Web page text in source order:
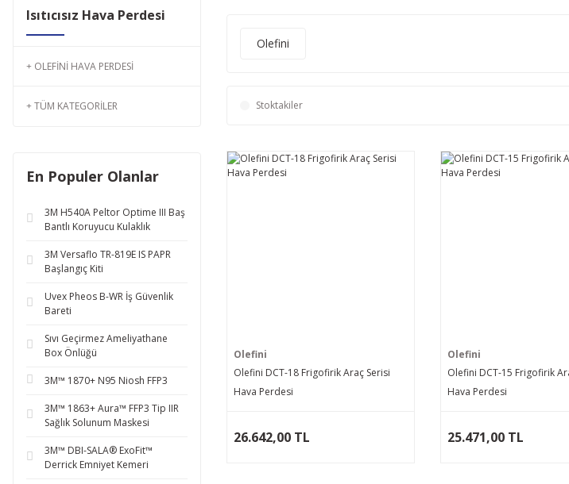
Isıtıcısız Hava Perdesi
OLEFINI HAVA PERDESI
TÜM KATEGORILER
En Populer Olanlar
3M H540A Peltor Optime III Baş
Bantlı Koruyucu Kulaklık
3M Versaflo TR-819E IS PAPR
Başlangıç Kiti
Uvex Pheos B-WR İş Güvenlik
Bareti
Sıvı Geçirmez Ameliyathane
Box Önlüğü
3M™ 1870+ N95 Niosh FFP3
3M™ 1863+ Aura™ FFP3 Tip IIR
Sağlık Solunum Maskesi
3M™ DBI-SALA® ExoFit™
Derrick Emniyet Kemeri
Olefini
Stoktakiler
Olefini
Olefini DCT-18 Frigofirik Araç Serisi
Hava Perdesi
26.642,00 TL
Olefini
Olefini DCT-15 Frigofirik
Hava Perdesi
25.471,00 TL